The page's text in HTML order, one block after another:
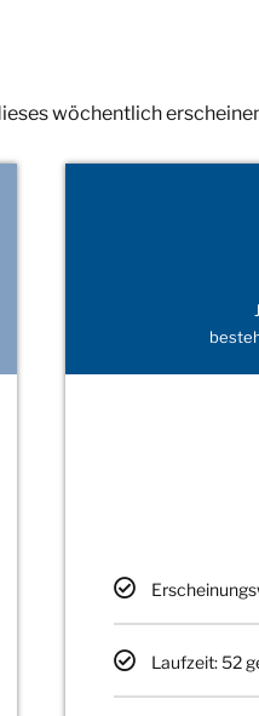
wöchentlich
Laufzeit: 52